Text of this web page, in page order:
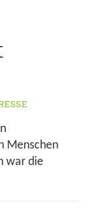
Menschen
war die